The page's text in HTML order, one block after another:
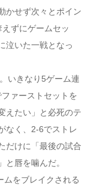
かせず次々とポイン
ずにゲームセッ
泣いた一戦となっ
いきなり5ゲーム連
ァーストセットを
えたい」と必死のテ
なく、2-6でストレ
だけに「最後の試合
唇を噛んだ。
をブレイクされる